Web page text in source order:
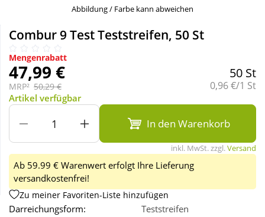
Täglich gut versorgt
Nahrungsergänzung
Natur & Homöopathie
Sanitätshaus
Wellness
Abbildung / Farbe kann abweichen
Combur 9 Test Teststreifen, 50 St
Mengenrabatt
47,99 €
MRP² 50,29 €
50 St
Grundpreis:
0,96 €/1 St
Artikel verfügbar
In den Warenkorb
inkl. MwSt. zzgl.Versand
Ab 59.99 € Warenwert erfolgt Ihre Lieferung
versandkostenfrei!
Zu meiner Favoriten-Liste hinzufügen
Darreichungsform:
Teststreifen